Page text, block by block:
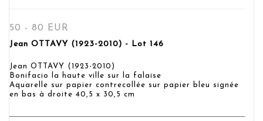
50 - 80 EUR
Jean OTTAVY (1923-2010) - Lot 146
Jean OTTAVY (1923-2010)
Bonifacio la haute ville sur la falaise
Aquarelle sur papier contrecollée sur papier bleu signée
en bas à droite 40,5 x 30,5 cm